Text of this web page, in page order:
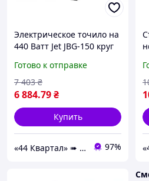
Электрическое точило на
440 Ватт Jet JBG-150 круг
Готово к отправке
6 884.79₴
7 403 ₴
Купить
«44 Квартал» ➠ інтернет-магазин інструментів та розхідних матеріалів! 97%